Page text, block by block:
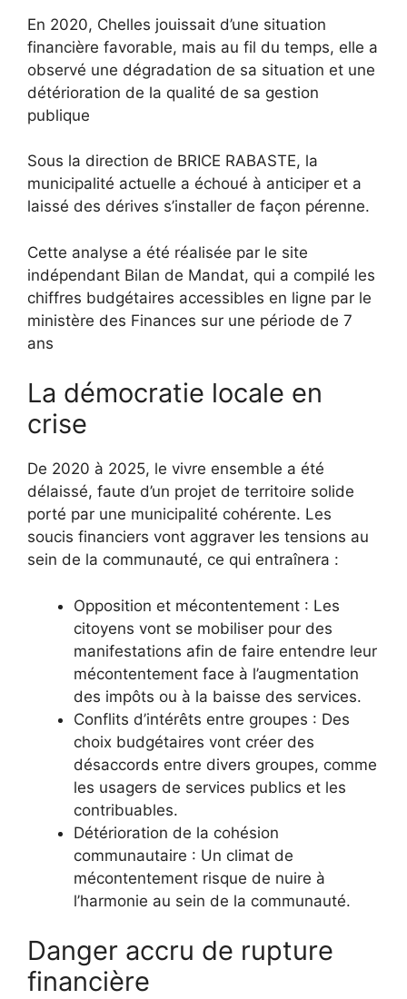
En 2020, Chelles jouissait d’une situation
financière favorable, mais au fil du temps, elle a
observé une dégradation de sa situation et une
détérioration de la qualité de sa gestion
publique
Sous la direction de BRICE RABASTE, la
municipalité actuelle a échoué à anticiper et a
laissé des dérives s’installer de façon pérenne.
Cette analyse a été réalisée par le site
indépendant Bilan de Mandat, qui a compilé les
chiffres budgétaires accessibles en ligne par le
ministère des Finances sur une période de 7
ans
La démocratie locale en
crise
De 2020 à 2025, le vivre ensemble a été
délaissé, faute d’un projet de territoire solide
porté par une municipalité cohérente. Les
soucis financiers vont aggraver les tensions au
sein de la communauté, ce qui entraînera :
Opposition et mécontentement : Les
citoyens vont se mobiliser pour des
manifestations afin de faire entendre leur
mécontentement face à l’augmentation
des impôts ou à la baisse des services.
Conflits d’intérêts entre groupes : Des
choix budgétaires vont créer des
désaccords entre divers groupes, comme
les usagers de services publics et les
contribuables.
Détérioration de la cohésion
communautaire : Un climat de
mécontentement risque de nuire à
l’harmonie au sein de la communauté.
Danger accru de rupture
financière